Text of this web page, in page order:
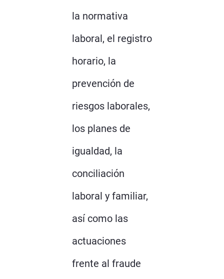
la normativa
laboral, el registro
horario, la
prevención de
riesgos laborales,
los planes de
igualdad, la
conciliación
laboral y familiar,
así como las
actuaciones
frente al fraude